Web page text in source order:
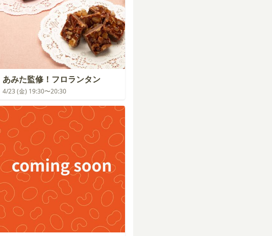
あみた監修！フロランタン
4/23 (金) 19:30〜20:30